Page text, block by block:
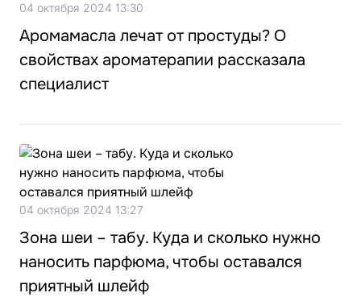
04 октября 2024 13:30
Аромамасла лечат от простуды? О
свойствах ароматерапии рассказала
специалист
04 октября 2024 13:27
Зона шеи – табу. Куда и сколько нужно
наносить парфюма, чтобы оставался
приятный шлейф